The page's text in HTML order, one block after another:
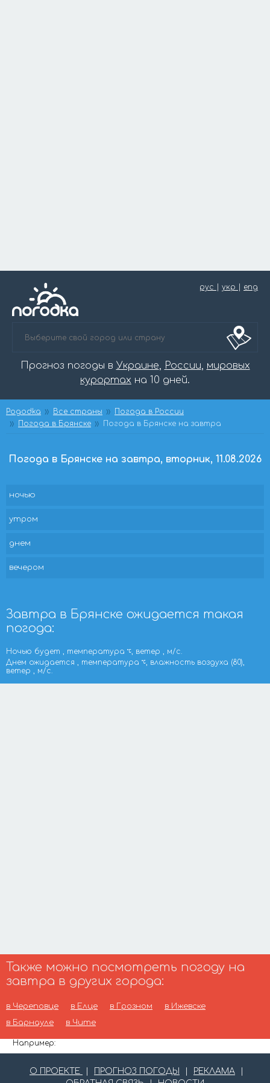
рус укр eng
Прогноз погоды в Украине, России, мировых
курортах на 10 дней.
Pogodka Все страны
Погода в России
Погода в Брянске
Погода в Брянске на завтра
Погода в Брянске на завтра, вторник, 11.08.2026
ночью
утром
днем
вечером
Завтра в Брянске ожидается такая
погода:
Ночью будет , температура
, ветер , м/с.
Днем ожидается , температура
, влажность воздуха (80),
ветер , м/с.
Также можно посмотреть погоду на
завтра в других города:
в Череповце в Елце в Грозном
в Ижевске
в Барнауле
в Чите
Например:
О ПРОЕКТЕ ПРОГНОЗ ПОГОДЫ РЕКЛАМА